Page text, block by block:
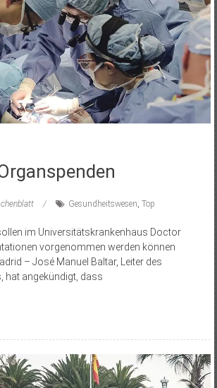
Gesundheitswesen, Top
im Universitätskrankenhaus Doctor
vorgenommen werden können
– José Manuel Baltar, Leiter des
hat angekündigt, dass